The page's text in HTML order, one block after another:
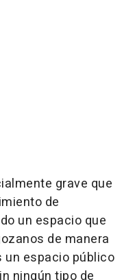
grave que
de
un espacio que
de manera
un espacio público